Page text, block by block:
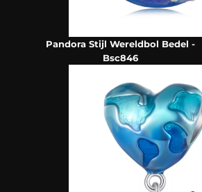
Pandora Stijl Wereldbol Bedel -
Bsc846